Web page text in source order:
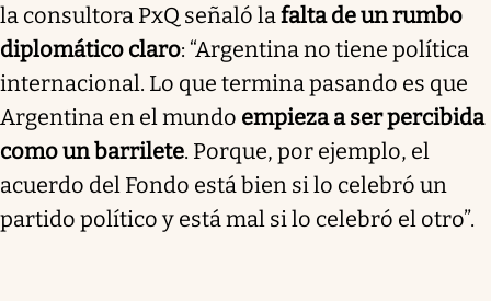
la consultora PxQ señaló lafalta de un rumbo
diplomático claro: “Argentina no tiene política
internacional. Lo que termina pasando es que
Argentina en el mundo empieza a ser percibida
como un barrilete. Porque, por ejemplo, el
acuerdo del Fondo está bien si lo celebró un
partido político y está mal si lo celebró el otro”.